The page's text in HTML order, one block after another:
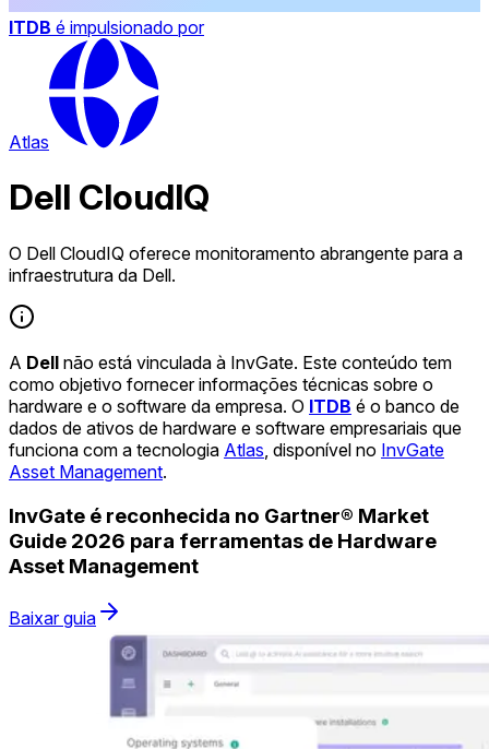
ITDB é impulsionado por
Atlas
Dell CloudIQ
O Dell CloudIQ oferece monitoramento abrangente para a
infraestrutura da Dell.
A Dell não está vinculada à InvGate. Este conteúdo tem
como objetivo fornecer informações técnicas sobre o
hardware e o software da empresa. O ITDB é o banco de
dados de ativos de hardware e software empresariais que
funciona com a tecnologia Atlas , disponível no InvGate
Asset Management.
InvGate é reconhecida no Gartner® Market
Guide 2026 para ferramentas de Hardware
Asset Management
Baixar guia